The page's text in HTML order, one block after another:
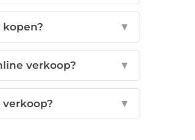
▼
verkoop? ▼
▼